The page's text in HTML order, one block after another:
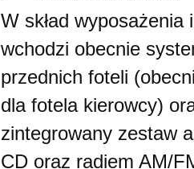
W skład wyposażenia
wchodzi obecnie
przednich foteli
dla fotela kierowcy)
zintegrowany zestaw
CD oraz radiem AM/